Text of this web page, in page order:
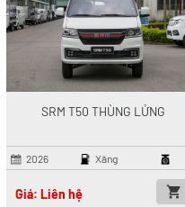
SRM T50 THÙNG LỬNG
2026 Xăng
Giá: Liên hệ